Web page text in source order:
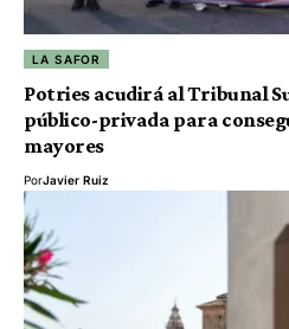
LA SAFOR
Potries acudirá al Tribunal
público-privada para
mayores
PorJavier Ruiz